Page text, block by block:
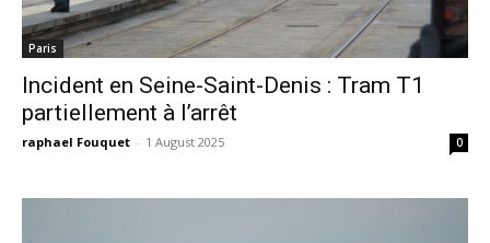
Paris
Incident en Seine-Saint-Denis : Tram T1
partiellement à l’arrêt
raphael Fouquet - 1 August 2025 0